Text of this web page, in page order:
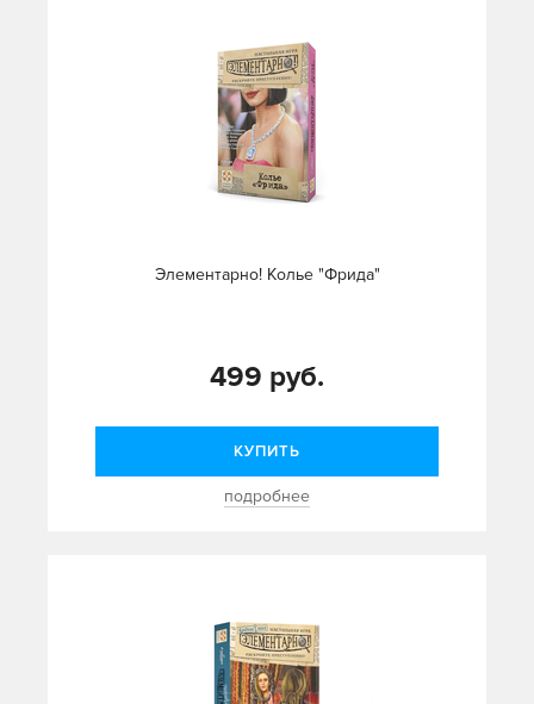
Элементарно! Колье "Фрида"
499 руб.
КУПИТЬ
подробнее